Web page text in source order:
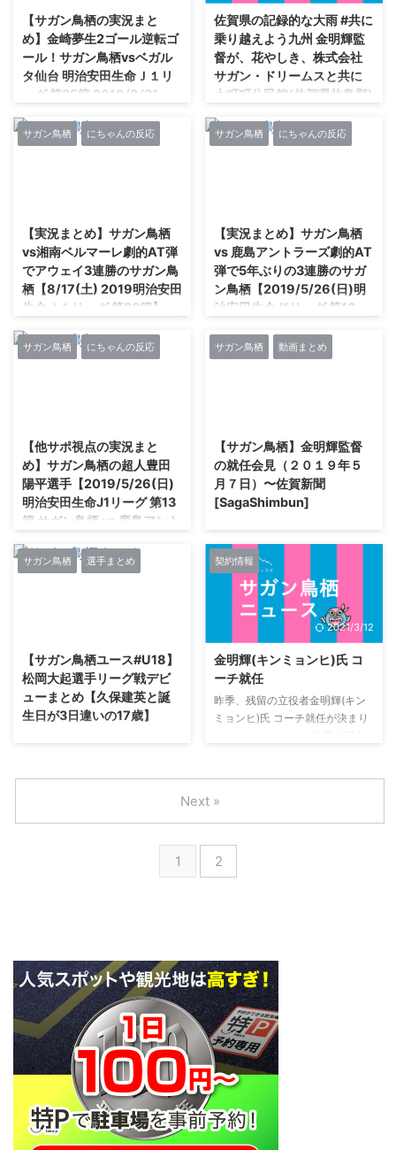
2019 ／🗣アウェイ🆚#清水エス
パルス との戦いに向けてトレー
ニング💪＼今シーズンのJ1リーグ
最終戦まであと5⃣日🗓️12/7(土)⏰
ライブ中継&見逃し配信📺
#DAZN で応援しよう
) 15:40:44.98ID:RGB/LL3p0 神
戸が8位で終了！！！！！ 18U-
名なしさん (ﾜｯﾁｮｲWW 3d4c-iF/K
[110.66.223.159])2019/12/07(土)
15:40:53.27ID:EyimmL4L0>>42
ポドルス ...
【サガン鳥栖の実況まと
め】金崎夢生2ゴール逆転ゴ
ール！サガン鳥栖vsベガル
タ仙台 明治安田生命Ｊ１リ
ーグ 第25節 2019/8/31
ブリヂストンデー ブリヂストン
キッズパーク「ステージショー」
は #DAZN で応援しよう?
https://t.co/IK36Bmk6u5
#sagantosu #サガン鳥栖 #砂岩
魂 pic.twitter.com/7CYlZ1YzUe
(@saganofficial17) August 31,
2019 ／?8/31 ...
佐賀県の記録的な大雨 #共に
乗り越えよう九州 金明輝監
督が、花やしき、株式会社
サガン・ドリームスと共に
大町町公民館(佐賀県杵島郡)
#共に乗り越えよう九州 記録的な
株式会社サガン・ドリームスら約
２０人が避難所となっている町公
民館を訪れました。 また、着替
えになるようにと、23日のトー
ム約４００着も提供しました。
サガン鳥栖 にちゃんの反応
【実況まとめ】サガン鳥栖
vs湘南ベルマーレ劇的AT弾
でアウェイ3連勝のサガン鳥
栖【8/17(土) 2019明治安田
生命Ｊ１リーグ 第23節】
連勝への願いを込めて。タフに戦
って勝ち点を奪え。明日は湘南に
サガン鳥栖公式
(@saganofficial17) August 16,
2019 1さあ名なしさん、ここは守
りたい2019/08/17(土)
champions in the hear ...
サガン鳥栖 にちゃんの反応
【実況まとめ】サガン鳥栖
vs 鹿島アントラーズ劇的AT
弾で5年ぶりの3連勝のサガ
ン鳥栖【2019/5/26(日)明
治安田生命J1リーグ 第13
試合前のファンサービス ミゾタ
アムに来れない方は #DAZN で応
援しよう?https://t.co/BdfsjeAdt8
?
https://t.co/gWX8Q40xaR#saga
pic.twitter.com/Y1Xkm9xBrD —
サガン鳥栖公式
(@saganofficial17) May 26,
2019 1さあ名 ...
サガン鳥栖 にちゃんの反応
【他サポ視点の実況まと
め】サガン鳥栖の超人豊田
陽平選手【2019/5/26(日)
明治安田生命J1リーグ 第13
節 サガン鳥栖 vs 鹿島アント
超人豊田陽平 727U-名なしさん
サイド深い位置からの折り返しを
豊田 陽平（鳥栖）がワンタッチ
で沈め、試合終了直前に劇的な先
制ゴールを獲得！ 93分50秒の出
サガン鳥栖 動画まとめ
【サガン鳥栖】金明輝監督
の就任会見（２０１９年５
月７日）〜佐賀新聞
[SagaShimbun]
サガン鳥栖 選手まとめ
【サガン鳥栖ユース#U18】
松岡大起選手リーグ戦デビ
ューまとめ【久保建英と誕
生日が3日違いの17歳】
Webhttps://t.co/bvHYjq5C1z#sa
gantosu #サガン鳥栖 #Jリーグ
pic.twitter.com/8qmOq7pe0Q —
は。 まさかの開幕２連敗、 ...
契約情報
2021/3/12
金明輝(キンミョンヒ)氏 コ
ーチ就任
昨季、残留の立役者金明輝(キン
ミョンヒ)氏 コーチ就任が決まり
れて、指導者として大きくなって
もらいたいです。 引用：サガン
鳥栖公式 金明輝(キンミョンヒ)
生年月日 1981年5月8日(37歳) 出
身地 兵庫県 選手歴 2000 ジェフ
2008- ...
1 2
Next »